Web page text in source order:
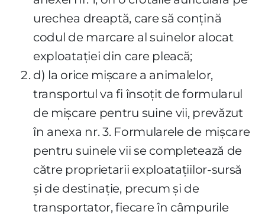
urechea dreaptă, care să conţină
codul de marcare al suinelor alocat
exploataţiei din care pleacă;
d) la orice mişcare a animalelor,
transportul va fi însoţit de formularul
de mişcare pentru suine vii, prevăzut
în anexa nr. 3. Formularele de mişcare
pentru suinele vii se completează de
către proprietarii exploataţiilor-sursă
şi de destinaţie, precum şi de
transportator, fiecare în câmpurile